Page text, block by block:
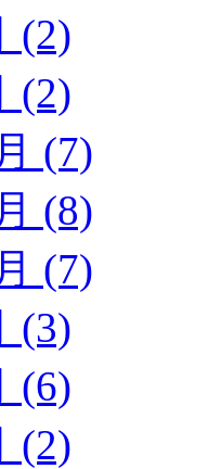
(2)
(2)
(7)
(8)
(7)
(3)
(6)
(2)